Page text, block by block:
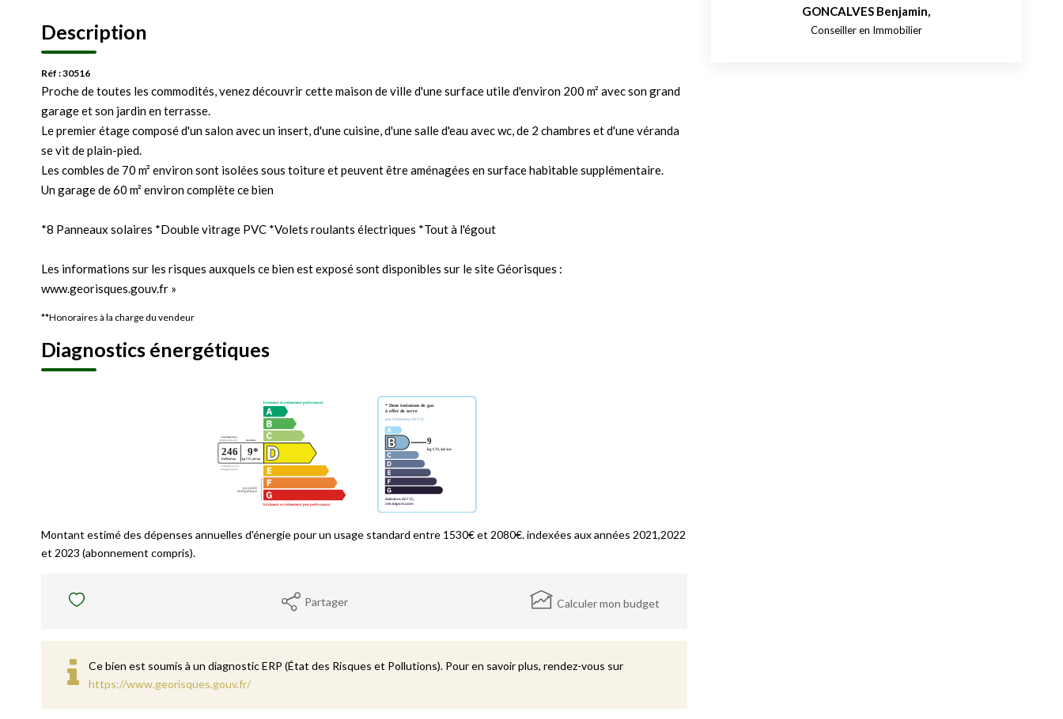
Description
Réf : 30516
Proche de toutes les commodités, venez découvrir cette maison de ville d'une surface utile d'environ 200 m² avec son grand
garage et son jardin en terrasse.
Le premier étage composé d'un salon avec un insert, d'une cuisine, d'une salle d'eau avec wc, de 2 chambres et d'une véranda
se vit de plain-pied.
Les combles de 70 m² environ sont isolées sous toiture et peuvent être aménagées en surface habitable supplémentaire.
Un garage de 60 m² environ complète ce bien
*8 Panneaux solaires *Double vitrage PVC *Volets roulants électriques *Tout à l'égout
Les informations sur les risques auxquels ce bien est exposé sont disponibles sur le site Géorisques :
www.georisques.gouv.fr »
**Honoraires à la charge du vendeur
Diagnostics énergétiques
Montant estimé des dépenses annuelles d'énergie pour un usage standard entre 1530€ et 2080€. indexées aux années 2021,2022
et 2023 (abonnement compris).
Partager Calculer mon budget
Ce bien est soumis à un diagnostic ERP (État des Risques et Pollutions). Pour en savoir plus, rendez-vous sur
https://www.georisques.gouv.fr/
GONCALVES Benjamin,
Conseiller en Immobilier